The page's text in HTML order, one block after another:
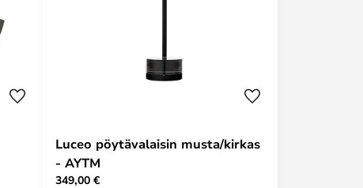
Luceo pöytävalaisin musta/kirkas
- AYTM
349,00 €